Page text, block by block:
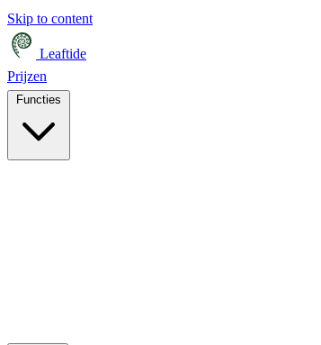
Skip to content
Leaftide
Prijzen